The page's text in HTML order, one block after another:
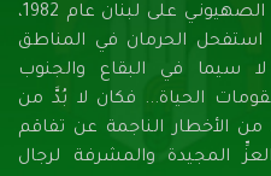
بفعل التداعيات الكبرى للعدوان الصهيونـي على لبنان عام 1982،
استفحل الحرمان في المناطق
لا سيما في البقاع والجنوب
الحياة... فكان لا بُدَّ من
الأخطار الناجمة عن تفاقم
المجيدة والمشرفة لرجال